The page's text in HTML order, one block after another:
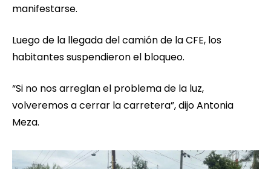
manifestarse.
Luego de la llegada del camión de la CFE, los
habitantes suspendieron el bloqueo.
“Si no nos arreglan el problema de la luz,
volveremos a cerrar la carretera”, dijo Antonia
Meza.